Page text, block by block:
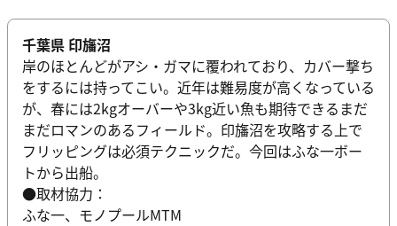
千葉県 印旛沼
岸のほとんどがアシ・ガマに覆われており、カバー撃ち
をするには持ってこい。近年は難易度が高くなっている
が、春には2kgオーバーや3kg近い魚も期待できるまだ
まだロマンのあるフィールド。印旛沼を攻略する上で
フリッピングは必須テクニックだ。今回はふな一ボー
トから出船。
●取材協力：
ふな一、モノプールMTM